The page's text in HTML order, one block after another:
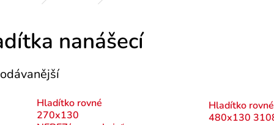
nanášecí
Hladítko rovné
270x130
Hladítko rovné
480x130